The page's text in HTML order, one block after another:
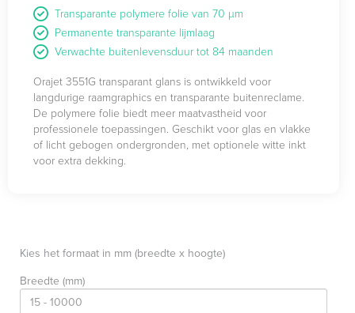
Transparante polymere folie van 70 µm
Permanente transparante lijmlaag
Verwachte buitenlevensduur tot 84 maanden
Orajet 3551G transparant glans is ontwikkeld voor
langdurige raamgraphics en transparante buitenreclame.
De polymere folie biedt meer maatvastheid voor
professionele toepassingen. Geschikt voor glas en vlakke
of licht gebogen ondergronden, met optionele witte inkt
voor extra dekking.
Kies het formaat in mm (breedte x hoogte)
Breedte (mm)